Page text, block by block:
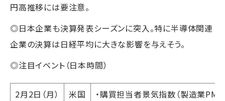
円高推移には要注意。
◎日本企業も決算発表シーズンに突入。特に半導体関連
企業の決算は日経平均に大きな影響を与えそう。
◎注目イベント（日本時間）
2月2日（月） 米国
・購買担当者景気指数（製造業PMI